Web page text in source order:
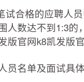
试合格的应聘人
人数达不到1:3
版官网k8凯发版
员名单及面试具